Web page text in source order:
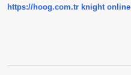
https://hoog.com.tr knight online